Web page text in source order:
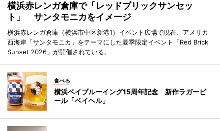
横浜赤レンガ倉庫で「レッドブリックサンセッ
ト」 サンタモニカをイメージ
横浜赤レンガ倉庫（横浜市中区新港1）イベント広場で現在、アメリカ
西海岸「サンタモニカ」をテーマにした夏季限定イベント「Red Brick
Sunset 2026」が開催されている。
食べる
横浜ベイブルーイング15周年記念 新作ラガービ
ール「ベイヘル」